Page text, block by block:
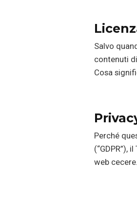
Salvo
contenuti
Cosa
Perché
web cecere.